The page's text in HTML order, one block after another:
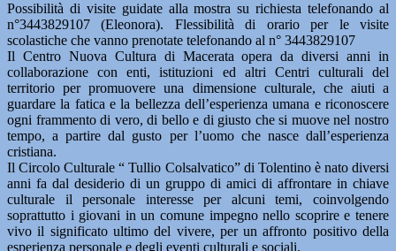
Possibilità di visite guidate alla mostra su richiesta telefonando al
n°3443829107 (Eleonora). Flessibilità di orario per le visite
scolastiche che vanno prenotate telefonando al n° 3443829107
Il Centro Nuova Cultura di Macerata opera da diversi anni in
collaborazione con enti, istituzioni ed altri Centri culturali del
territorio per promuovere una dimensione culturale, che aiuti a
guardare la fatica e la bellezza dell’esperienza umana e riconoscere
ogni frammento di vero, di bello e di giusto che si muove nel nostro
tempo, a partire dal gusto per l’uomo che nasce dall’esperienza
cristiana.
Il Circolo Culturale “ Tullio Colsalvatico” di Tolentino è nato diversi
anni fa dal desiderio di un gruppo di amici di affrontare in chiave
culturale il personale interesse per alcuni temi, coinvolgendo
soprattutto i giovani in un comune impegno nello scoprire e tenere
vivo il significato ultimo del vivere, per un affronto positivo della
esperienza personale e degli eventi culturali e sociali.